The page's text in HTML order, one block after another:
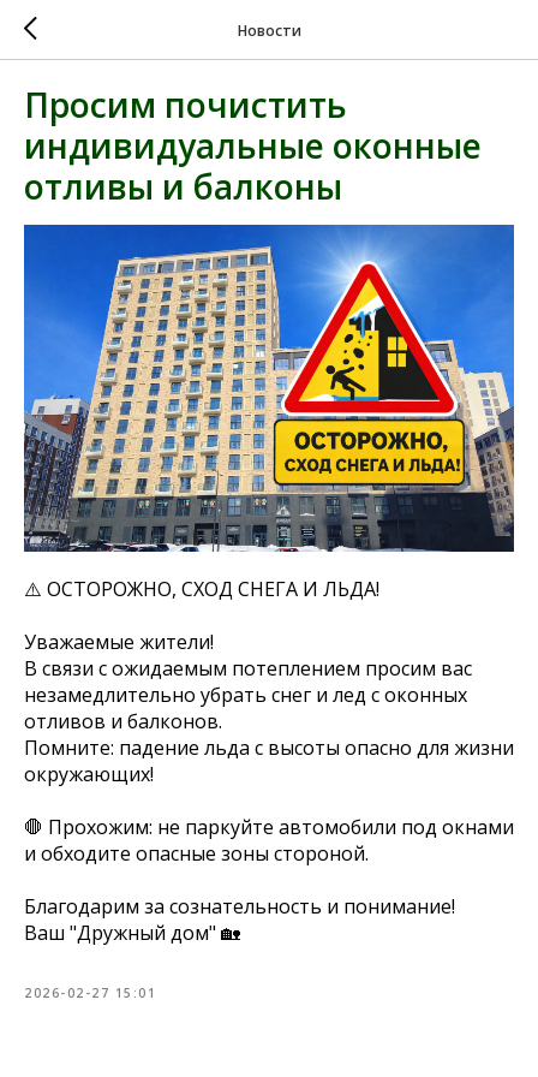
Новости
Просим почистить
индивидуальные оконные
отливы и балконы
⚠️ ОСТОРОЖНО, СХОД СНЕГА И ЛЬДА!
Уважаемые жители!
В связи с ожидаемым потеплением просим вас
незамедлительно убрать снег и лед с оконных
отливов и балконов.
Помните: падение льда с высоты опасно для жизни
окружающих!
🛑 Прохожим: не паркуйте автомобили под окнами
и обходите опасные зоны стороной.
Благодарим за сознательность и понимание!
Ваш "Дружный дом" 🏡
2026-02-27 15:01